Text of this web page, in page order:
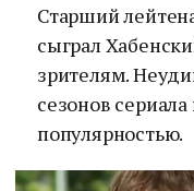
Старший
сыграл
зрителям.
сезонов
популярностью.